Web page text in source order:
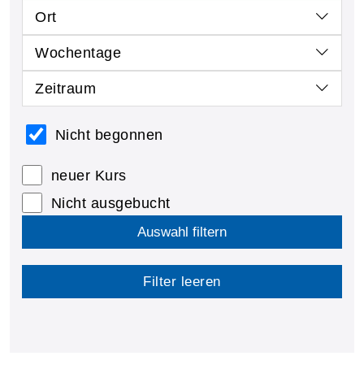
Ort
Wochentage
Zeitraum
Nicht begonnen
neuer Kurs
Nicht ausgebucht
Auswahl filtern
Filter leeren